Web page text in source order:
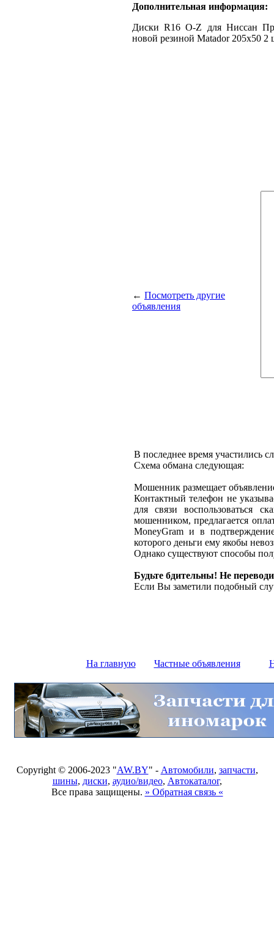
Дополнительная информация:
Диски R16 O-Z для Ниссан
новой резиной Matador 205x50
← Посмотреть другие
объявления
В последнее время участились
Схема обмана следующая:
Мошенник размещает
Контактный телефон не
для связи воспользоваться
мошенником, предлагается
MoneyGram и в
которого деньги ему якобы
Однако существуют способы
Будьте бдительны! Не
Если Вы заметили подобный
На главную Частные объявления
Copyright © 2006-2023 "AW.BY" - Автомобили, запчасти,
шины, диски, аудио/видео, Автокаталог,
Все права защищены. » Обратная связь «